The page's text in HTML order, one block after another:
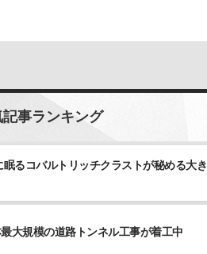
記事ランキング
るコバルトリッチクラストが秘める大き
大規模の道路トンネル工事が着工中